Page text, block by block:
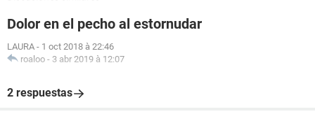
Dolor en el pecho al estornudar
LAURA - 1 oct 2018 à 22:46
roaloo - 3 abr 2019 à 12:07
2 respuestas